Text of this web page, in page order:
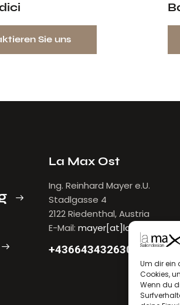
Um dir ein
Cookies,
Wenn du
Sie uns
La Max Ost
Ing. Reinhard Mayer e.U.
Stadlgasse 4
2122 Riedenthal, Austria
E-Mail: mayer[at]lamax.at
+436643432630